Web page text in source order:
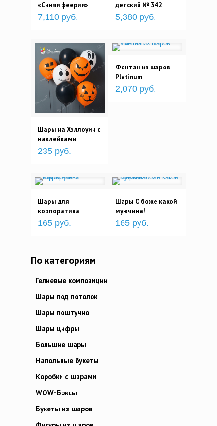
«Синяя феерия»
7,110 руб.
детский № 342
5,380 руб.
Шары на Хэллоуин с
наклейками
235 руб.
Фонтан из шаров
Platinum
2,070 руб.
Шары для
корпоратива
165 руб.
Шары О боже какой
мужчина!
165 руб.
По категориям
Гелиевые композиции
Шары под потолок
Шары поштучно
Шары цифры
Большие шары
Напольные букеты
Коробки с шарами
WOW-Боксы
Букеты из шаров